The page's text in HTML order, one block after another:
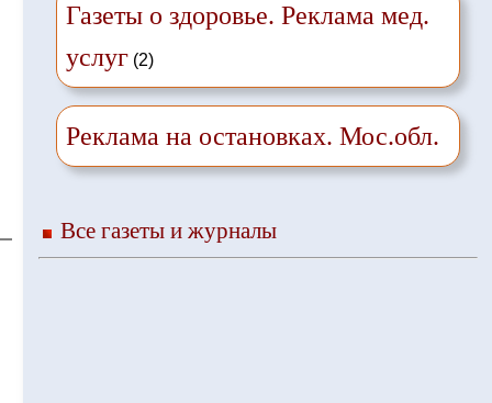
Газеты о здоровье. Реклама мед.
услуг(2)
Реклама на остановках. Мос.обл.
Все газеты и журналы